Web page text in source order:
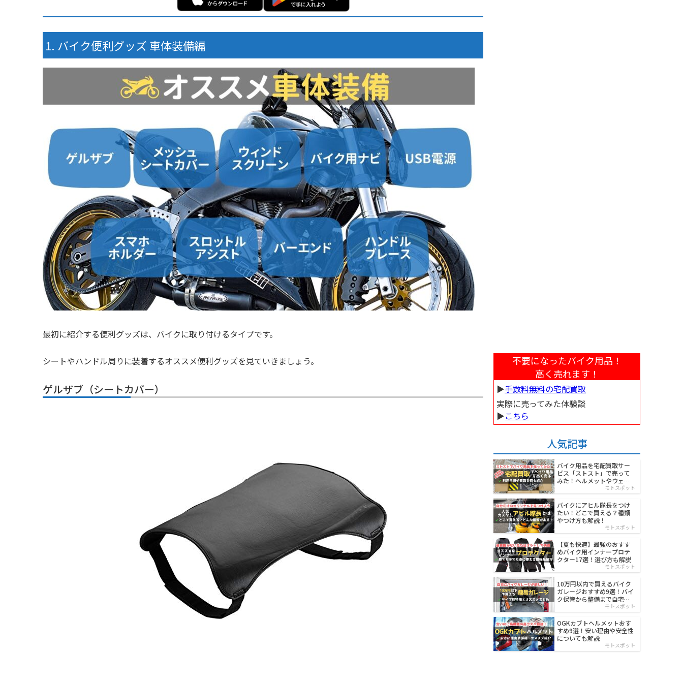
バイク便利グッズ 車体装備編
最初に紹介する便利グッズは、バイクに取り付けるタイプです。
シートやハンドル周りに装着するオススメ便利グッズを見ていきましょう。
ゲルザブ（シートカバー）
不要になったバイク用品！
高く売れます！
▶︎手数料無料の宅配買取
実際に売ってみた体験談
▶︎こちら
人気記事
バイク用品を宅配買取サー
ビス「ストスト」で売って
みた！ヘルメットやウェア
を売るならオススメモトスポット
バイクにアヒル隊長をつけ
たい！どこで買える？種類
やつけ方も解説！
モトスポット
【夏も快適】最強のおすす
めバイク用インナープロテ
クター17選！選び方も解説
モトスポット
10万円以内で買えるバイク
ガレージおすすめ9選！バイ
ク保管から整備まで自宅で
モトスポット
OGKカブトヘルメットおす
すめ9選！安い理由や安全性
についても解説
モトスポット